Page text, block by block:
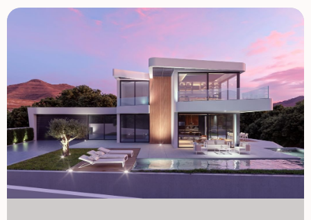
cały rok. Rozmieszczenie przestrzeni jest zorganizowane
wokół tarasu i basenu, które stanowią prawdziwe serce
domu. Posiada bardzo funkcjonalny rozkład pokoi z dużą
przestrzenią wspólną i trzema dużymi sypialniami z
własnymi łazienkami, a także wyjątkową garderobą w
głównym pomieszczeniu. Wszystkie pokoje mają prywatną
łazienkę i dostęp do tarasów. W głównym pomieszczeniu
znajduje się niezwykła, w pełni wyposażona garderoba o
dużych rozmiarach oraz łazienka o funkcjonalnym stylu.
Instalacja klimatyzacji przez kanały przez podwieszane
sufity. Dwa urządzenia do ogrzewania i zimna, jedna na
dzienny, druga na noc, według planów Daikin, Mitsubishi
lub podobnej marki. W kuchni jest naturalne drewno,
wysokiej jakości porcelana i perfekcyjnie wykończone
powłoki pomagają stworzyć maksymalny komfort.